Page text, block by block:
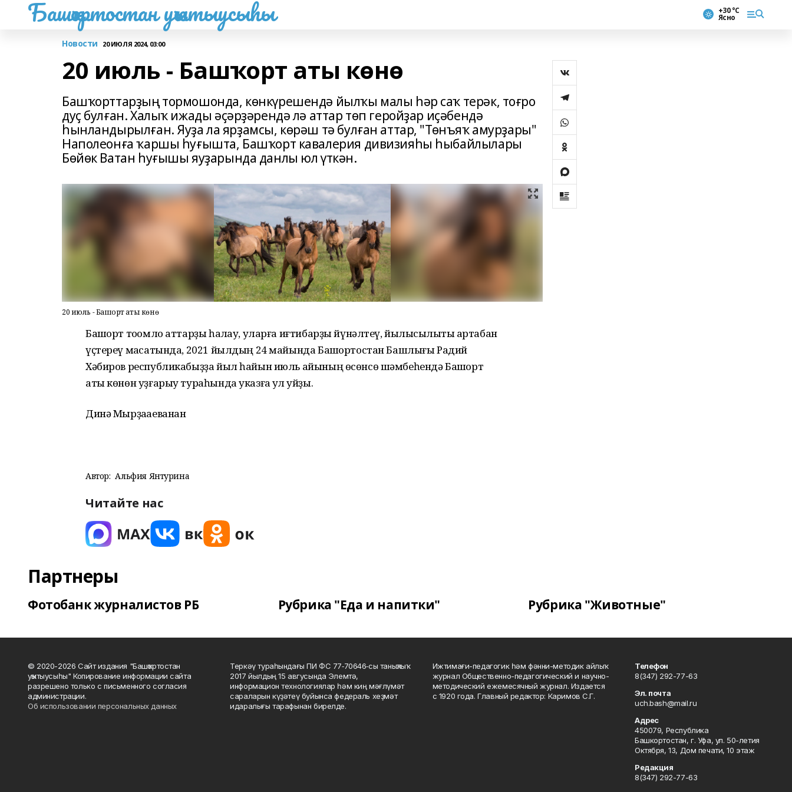
Башҡортостан уҡытыусыһы +30 °С
Ясно
Новости 20 ИЮЛЯ 2024, 03:00
20 июль - Башҡорт аты көнө
Башҡорттарҙың тормошонда, көнкүрешендә йылҡы малы һәр саҡ терәк, тоғро
дуҫ булған. Халыҡ ижады әҫәрҙәрендә лә аттар төп геройҙар иҫәбендә
һынландырылған. Яуҙа ла ярҙамсы, көрәш тә булған аттар, "Төнъяҡ амурҙары"
Наполеонға ҡаршы һуғышта, Башҡорт кавалерия дивизияһы һыбайлылары
Бөйөк Ватан һуғышы яуҙарында данлы юл үткән.
20 июль - Башҡорт аты көнө
Башҡорт тоҡомло аттарҙы һаҡлау, уларға иғтибарҙы йүнәлтеү, йылҡысылыҡты артабан
үҫтереү маҡсатында, 2021 йылдың 24 майында Башҡортостан Башлығы Радий
Хәбиров республикабыҙҙа йыл һайын июль айының өсөнсө шәмбеһендә Башҡорт
аты көнөн уҙғарыу тураһында указға ҡул ҡуйҙы.
Динә Мырҙаҡаеванан
Автор: Альфия Янтурина
Читайте нас
Партнеры
Фотобанк журналистов РБ Рубрика "Еда и напитки" Рубрика "Животные"
© 2020-2026 Сайт издания "Башҡортостан
уҡытыусыһы" Копирование информации сайта
разрешено только с письменного согласия
администрации.
Об использовании персональных данных
Теркәү тураһындағы ПИ ФС 77‑70646‑сы таныҡлыҡ
2017 йылдың 15 авгусында Элемтә,
информацион технологиялар һәм киң мәғлүмәт
сараларын күҙәтеү буйынса федераль хеҙмәт
идаралығы тарафынан бирелде.
Ижтимағи-педагогик һәм фәнни-методик айлыҡ
журнал Общественно-педагогический и научно-
методический ежемесячный журнал. Издается
с 1920 года. Главный редактор: Каримов С.Г.
Телефон
8(347) 292-77-63
Эл. почта
uch.bash@mail.ru
Адрес
450079, Республика
Башкортостан, г. Уфа, ул. 50-летия
Октября, 13, Дом печати, 10 этаж
Редакция
8(347) 292-77-63